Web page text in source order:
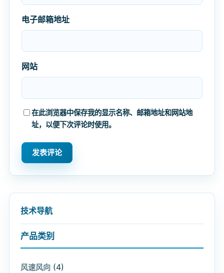
电子邮箱地址
网站
在此浏览器中保存我的显示名称、邮箱地址和网站地
址，以便下次评论时使用。
技术导航
产品类别
风速风向 (4)